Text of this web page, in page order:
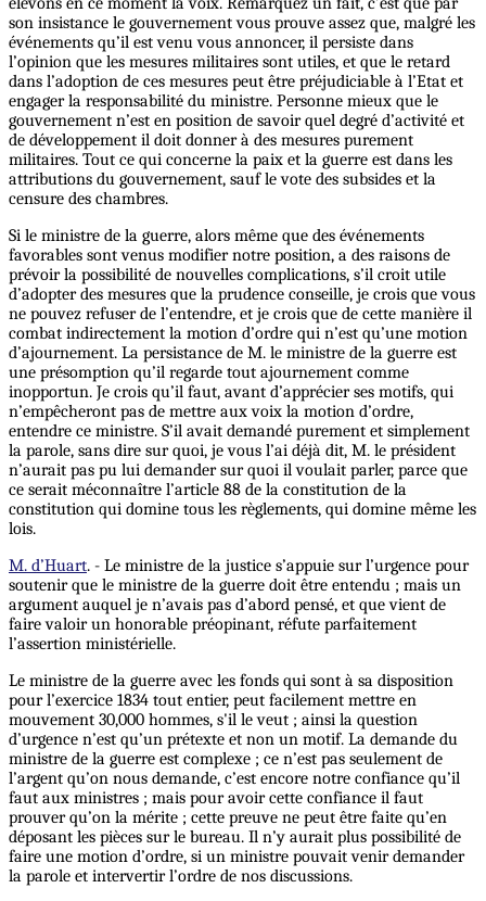
son insistance le gouvernement vous prouve assez que, malgré les
événements qu’il est venu vous annoncer, il persiste dans
l’opinion que les mesures militaires sont utiles, et que le retard
dans l’adoption de ces mesures peut être préjudiciable à l’Etat et
engager la responsabilité du ministre. Personne mieux que le
gouvernement n’est en position de savoir quel degré d’activité et
de développement il doit donner à des mesures purement
militaires. Tout ce qui concerne la paix et la guerre est dans les
attributions du gouvernement, sauf le vote des subsides et la
censure des chambres.
Si le ministre de la guerre, alors même que des événements
favorables sont venus modifier notre position, a des raisons de
prévoir la possibilité de nouvelles complications, s’il croit utile
d’adopter des mesures que la prudence conseille, je crois que vous
ne pouvez refuser de l’entendre, et je crois que de cette manière il
combat indirectement la motion d’ordre qui n’est qu’une motion
d’ajournement. La persistance de M. le ministre de la guerre est
une présomption qu’il regarde tout ajournement comme
inopportun. Je crois qu’il faut, avant d’apprécier ses motifs, qui
n’empêcheront pas de mettre aux voix la motion d’ordre,
entendre ce ministre. S’il avait demandé purement et simplement
la parole, sans dire sur quoi, je vous l’ai déjà dit, M. le président
n’aurait pas pu lui demander sur quoi il voulait parler, parce que
ce serait méconnaître l’article 88 de la constitution de la
constitution qui domine tous les règlements, qui domine même les
lois.
M. d’Huart. - Le ministre de la justice s’appuie sur l’urgence pour
soutenir que le ministre de la guerre doit être entendu ; mais un
argument auquel je n’avais pas d’abord pensé, et que vient de
faire valoir un honorable préopinant, réfute parfaitement
l’assertion ministérielle.
Le ministre de la guerre avec les fonds qui sont à sa disposition
pour l’exercice 1834 tout entier, peut facilement mettre en
mouvement 30,000 hommes, s'il le veut ; ainsi la question
d’urgence n’est qu’un prétexte et non un motif. La demande du
ministre de la guerre est complexe ; ce n’est pas seulement de
l’argent qu’on nous demande, c’est encore notre confiance qu’il
faut aux ministres ; mais pour avoir cette confiance il faut
prouver qu’on la mérite ; cette preuve ne peut être faite qu’en
déposant les pièces sur le bureau. Il n’y aurait plus possibilité de
faire une motion d’ordre, si un ministre pouvait venir demander
la parole et intervertir l’ordre de nos discussions.